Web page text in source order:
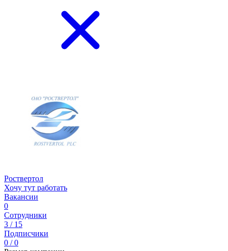
Роствертол
Хочу тут работать
Вакансии
0
Сотрудники
3 / 15
Подписчики
0 / 0